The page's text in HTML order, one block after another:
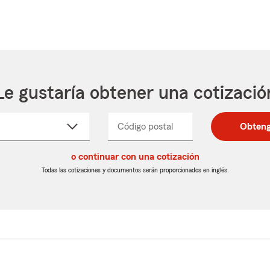
gustaría obtener una
Código postal
postal
de
postal
de
_____
o continuar con una cotización
Todas las cotizaciones y documentos serán proporcionados en inglés.